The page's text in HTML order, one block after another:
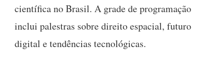
científica no Brasil. A grade de programação
inclui palestras sobre direito espacial, futuro
digital e tendências tecnológicas.